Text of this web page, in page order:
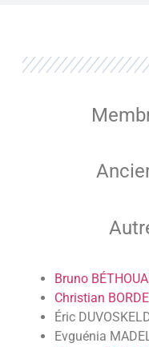
Bruno
Christian BORDE
Éric
Evguénia